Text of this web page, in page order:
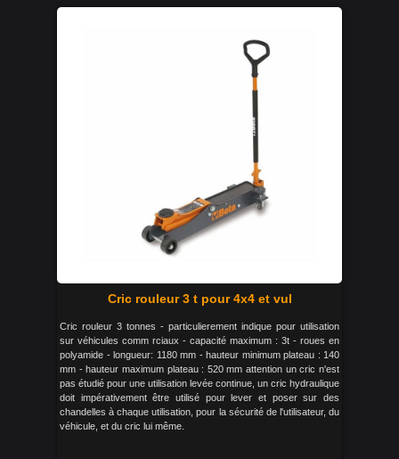
Cric rouleur 3 t pour 4x4 et vul
Cric rouleur 3 tonnes - particulierement indique pour utilisation
sur véhicules comm rciaux - capacité maximum : 3t - roues en
polyamide - longueur: 1180 mm - hauteur minimum plateau : 140
mm - hauteur maximum plateau : 520 mm attention un cric n'est
pas étudié pour une utilisation levée continue, un cric hydraulique
doit impérativement être utilisé pour lever et poser sur des
chandelles à chaque utilisation, pour la sécurité de l'utilisateur, du
véhicule, et du cric lui même.